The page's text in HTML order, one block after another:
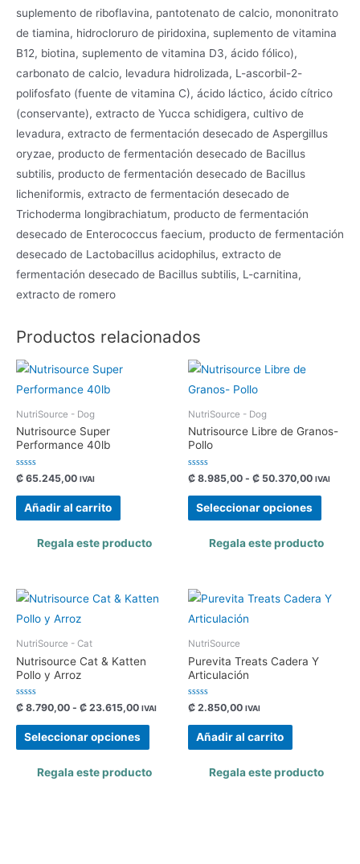
suplemento de riboflavina, pantotenato de calcio, mononitrato
de tiamina, hidrocloruro de piridoxina, suplemento de vitamina
B12, biotina, suplemento de vitamina D3, ácido fólico),
carbonato de calcio, levadura hidrolizada, L-ascorbil-2-
polifosfato (fuente de vitamina C), ácido láctico, ácido cítrico
(conservante), extracto de Yucca schidigera, cultivo de
levadura, extracto de fermentación desecado de Aspergillus
oryzae, producto de fermentación desecado de Bacillus
subtilis, producto de fermentación desecado de Bacillus
licheniformis, extracto de fermentación desecado de
Trichoderma longibrachiatum, producto de fermentación
desecado de Enterococcus faecium, producto de fermentación
desecado de Lactobacillus acidophilus, extracto de
fermentación desecado de Bacillus subtilis, L-carnitina,
extracto de romero
Productos relacionados
NutriSource - Dog
Nutrisource Super
Performance 40lb
Valorado
con
0
₡ 65.245,00 IVAI
Añadir al carrito
Regala este producto
NutriSource - Dog
Nutrisource Libre de Granos-
Pollo
Valorado
con
0
de
₡ 8.985,00 - ₡ 50.370,00 IVAI
Seleccionar opciones
Regala este producto
NutriSource - Cat
Nutrisource Cat & Katten
Pollo y Arroz
Valorado
con
0
de
₡ 8.790,00 - ₡ 23.615,00 IVAI
Seleccionar opciones
Regala este producto
NutriSource
Purevita Treats Cadera Y
Articulación
Valorado
con
0
₡ 2.850,00 IVAI
Añadir al carrito
Regala este producto